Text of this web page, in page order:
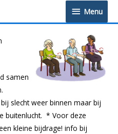
Menu
Menu
samen
slecht weer binnen maar bij
buitenlucht. * Voor deze
kleine bijdrage! info bij